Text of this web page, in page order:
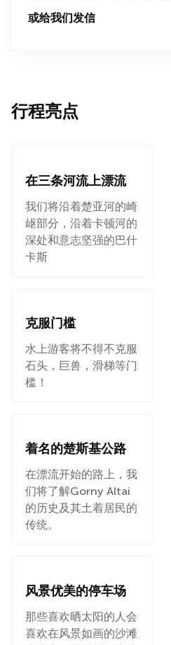
或给我们发信
行程亮点
在三条河流上漂流
我们将沿着楚亚河的崎
岖部分，沿着卡顿河的
深处和意志坚强的巴什
卡斯
克服门槛
水上游客将不得不克服
石头，巨兽，滑梯等门
槛！
着名的楚斯基公路
在漂流开始的路上，我
们将了解Gorny Altai
的历史及其土着居民的
传统。
风景优美的停车场
那些喜欢晒太阳的人会
喜欢在风景如画的沙滩